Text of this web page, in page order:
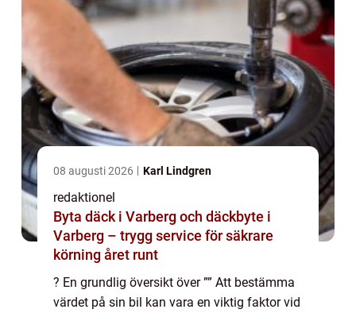
08 augusti 2026 Karl Lindgren
redaktionel
Byta däck i Varberg och däckbyte i
Varberg – trygg service för säkrare
körning året runt
? En grundlig översikt över ”” Att bestämma
värdet på sin bil kan vara en viktig faktor vid